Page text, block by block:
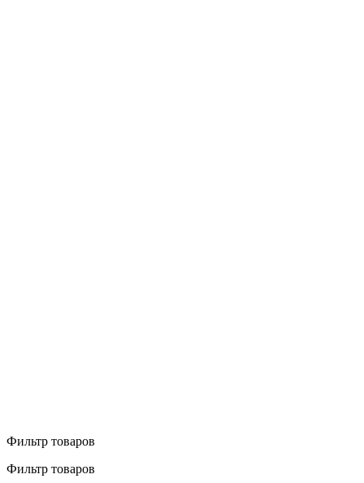
Фильтр товаров
Фильтр товаров